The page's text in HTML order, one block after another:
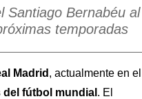
Santiago Bernabéu al
temporadas
Madrid , actualmente en el
fútbol mundial . El